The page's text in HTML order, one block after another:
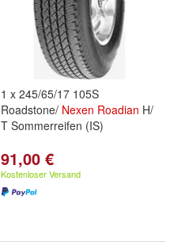
1 x 245/65/17 105S
Roadstone/ Nexen Roadian H/
T Sommerreifen (IS)
91,00 €
Kostenloser Versand